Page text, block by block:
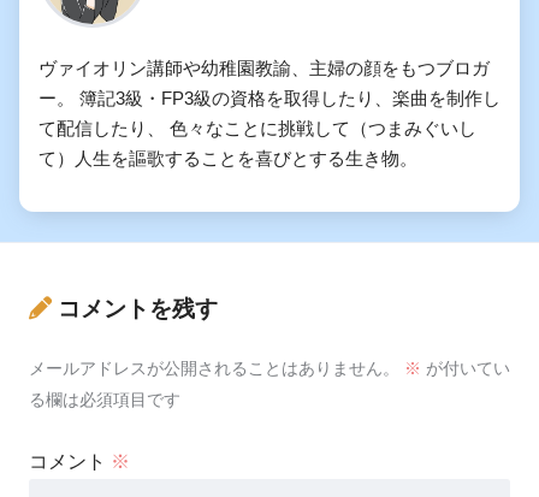
ヴァイオリン講師や幼稚園教諭、主婦の顔をもつブロガ
ー。 簿記3級・FP3級の資格を取得したり、楽曲を制作し
て配信したり、 色々なことに挑戦して（つまみぐいし
て）人生を謳歌することを喜びとする生き物。
コメントを残す
メールアドレスが公開されることはありません。 ※ が付いてい
る欄は必須項目です
コメント ※